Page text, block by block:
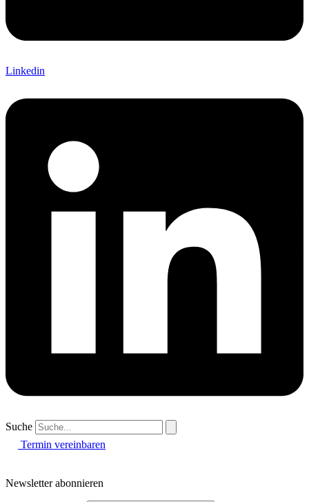
Linkedin
Suche
Termin vereinbaren
Newsletter abonnieren